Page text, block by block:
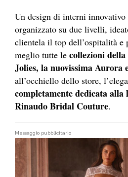
Un design di interni innovativo
organizzato su due livelli,
clientela il top dell’ospitalità e
meglio tutte le collezioni
Jolies, la nuovissima Aurora
all’occhiello dello store,
completamente dedicata alla
Rinaudo Bridal Couture.
Messaggio pubblicitario